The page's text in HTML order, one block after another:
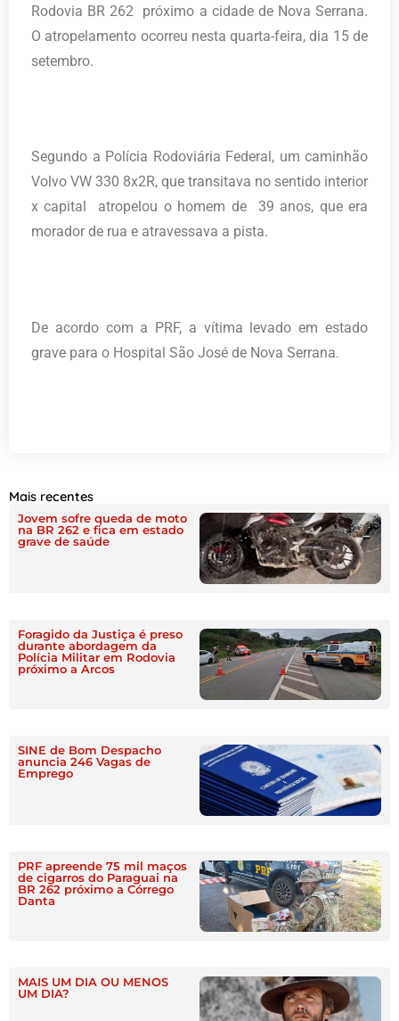
Rodovia BR 262 próximo a cidade de Nova Serrana.
O atropelamento ocorreu nesta quarta-feira, dia 15 de
setembro.
Segundo a Polícia Rodoviária Federal, um caminhão
Volvo VW 330 8x2R, que transitava no sentido interior
x capital atropelou o homem de 39 anos, que era
morador de rua e atravessava a pista.
De acordo com a PRF, a vítima levado em estado
grave para o Hospital São José de Nova Serrana.
Mais recentes
Jovem sofre queda de moto
na BR 262 e fica em estado
grave de saúde
Foragido da Justiça é preso
durante abordagem da
Polícia Militar em Rodovia
próximo a Arcos
SINE de Bom Despacho
anuncia 246 Vagas de
Emprego
PRF apreende 75 mil maços
de cigarros do Paraguai na
BR 262 próximo a Córrego
Danta
MAIS UM DIA OU MENOS
UM DIA?